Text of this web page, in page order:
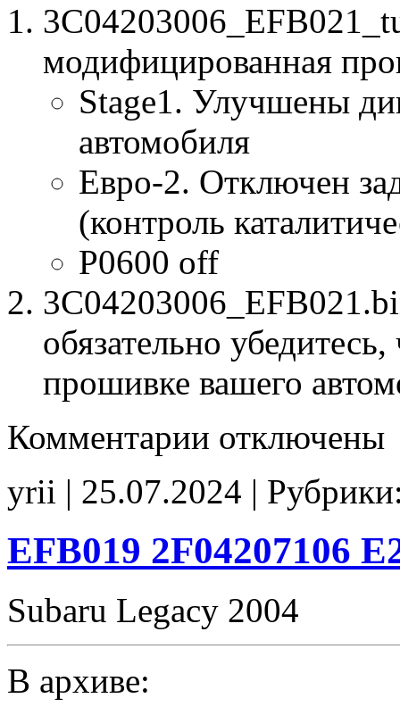
модифицированная
Stage1. Улучшены
автомобиля
Евро-2. Отключен
(контроль
P0600 off
обязательно
прошивке вашего
Комментарии записи
tune
E2
отключены
yrii | 25.07.2024 |
EFB019 2F04207106
Subaru Legacy 2004
В архиве: